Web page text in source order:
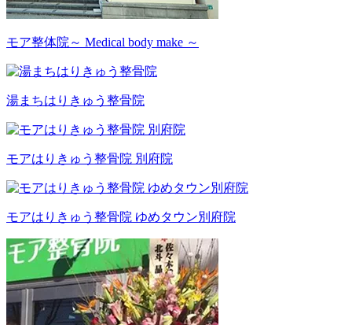
モア整体院 ～ Medical body make ～
湯まちはりきゅう整骨院
モアはりきゅう整骨院 別府院
モアはりきゅう整骨院 ゆめタウン別府院